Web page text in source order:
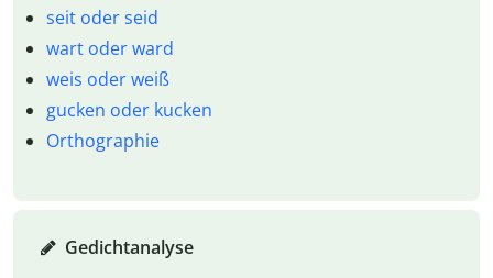
seit oder seid
wart oder ward
weis oder weiß
gucken oder kucken
Orthographie
Gedichtanalyse